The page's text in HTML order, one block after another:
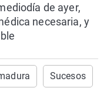
de ayer,
necesaria, y
Sucesos